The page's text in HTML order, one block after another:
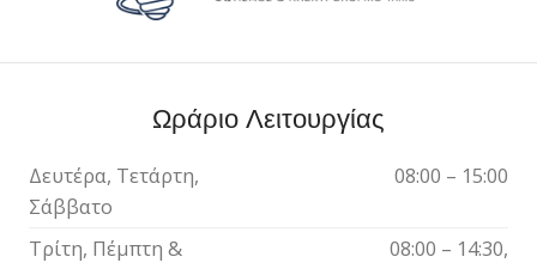
Ωράριο Λειτουργίας
Δευτέρα, Τετάρτη,
Σάββατο
08:00 – 15:00
Τρίτη, Πέμπτη &
08:00 – 14:30,